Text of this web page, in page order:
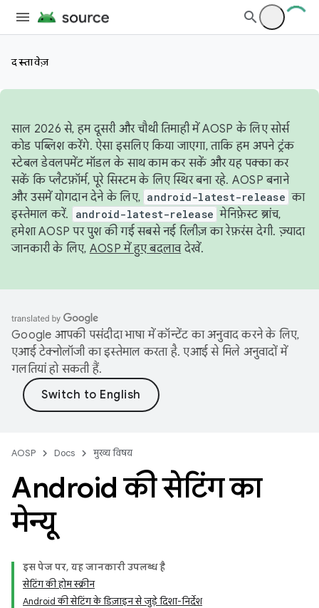
दस्तावेज़
साल 2026 से, हम दूसरी और चौथी तिमाही में AOSP के लिए सोर्स
कोड पब्लिश करेंगे. ऐसा इसलिए किया जाएगा, ताकि हम अपने ट्रंक
स्टेबल डेवलपमेंट मॉडल के साथ काम कर सकें और यह पक्का कर
सकें कि प्लैटफ़ॉर्म, पूरे सिस्टम के लिए स्थिर बना रहे. AOSP बनाने
और उसमें योगदान देने के लिए, android-latest-release का
इस्तेमाल करें.
android-latest-release मेनिफ़ेस्ट ब्रांच,
हमेशा AOSP पर पुश की गई सबसे नई रिलीज़ का रेफ़रंस देगी. ज़्यादा
जानकारी के लिए, AOSP में हुए बदलावदेखें.
Google आपकी पसंदीदा भाषा में कॉन्टेंट का अनुवाद करने के लिए,
एआई टेक्नोलॉजी का इस्तेमाल करता है. एआई से मिले अनुवादों में
गलतियां हो सकती हैं.
AOSP Docs मुख्य विषय
Android की सेटिंग का
मेन्यू
इस पेज पर, यह जानकारी उपलब्ध है
सेटिंग की होम स्क्रीन
Android की सेटिंग के डिज़ाइन से जुड़े दिशा-निर्देश